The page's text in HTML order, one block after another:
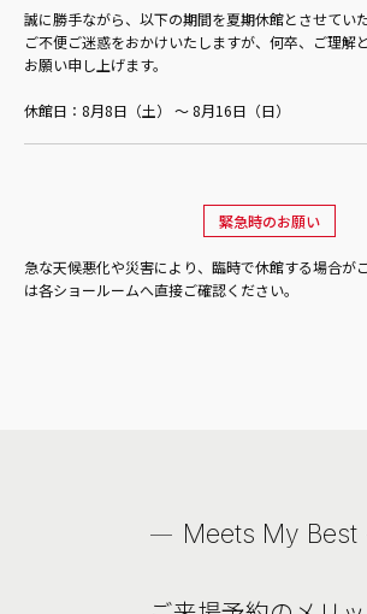
誠に勝手ながら、以下の期間を夏期休館とさせていた
ご不便ご迷惑をおかけいたしますが、何卒、ご理解
お願い申し上げます。
休館日：8月8日（土） ～ 8月16日（日）
緊急時のお願い
急な天候悪化や災害により、臨時で休館する場合が
は各ショールームへ直接ご確認ください。
Meets My Best